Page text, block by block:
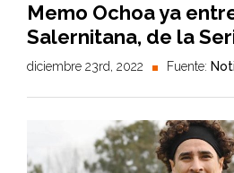
Memo Ochoa ya
Salernitana, de la
diciembre 23rd, 2022 Fuente: